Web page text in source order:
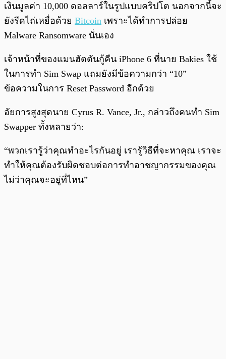
เงินมูลค่า 10,000 ดอลลาร์ในรูปแบบคริปโต นอกจากนี้จะ
ยังรีดไถ่เหยื่อด้วย Bitcoin เพราะได้ทำการปล่อย
Malware Ransomware นั่นเอง
เจ้าหน้าที่ของแมนฮัตตันกู้คืน iPhone 6 ที่นาย Bakies ใช้
ในการทำ Sim Swap แถมยังมีข้อความกว่า “10”
ข้อความในการ Reset Password อีกด้วย
อัยการสูงสุดนาย Cyrus R. Vance, Jr., กล่าวถึงคนทำ Sim
Swapper ทั้งหลายว่า:
“พวกเรารู้ว่าคุณทำอะไรกันอยู่ เรารู้วิธีที่จะหาคุณ เราจะ
ทำให้คุณต้องรับผิดชอบต่อการทำอาชญากรรมของคุณ
ไม่ว่าคุณจะอยู่ที่ไหน”